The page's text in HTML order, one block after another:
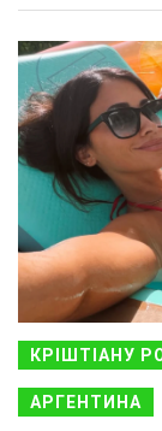
КРІШТІАНУ
АРГЕНТИНА